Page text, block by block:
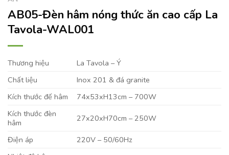
AB05-Đèn hâm nóng thức ăn cao cấp La
Tavola-WAL001
Thương hiệu
La Tavola – Ý
Chất liệu
Inox 201 & đá granite
Kích thước đế hâm
74x53xH13cm – 700W
Kích thước đèn
hâm
27x20xH70cm – 250W
Điện áp
220V – 50/60Hz